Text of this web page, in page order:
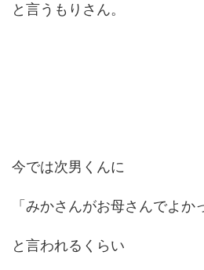
と言うもりさん。
今では次男くんに
「みかさんがお母さんでよか
と言われるくらい